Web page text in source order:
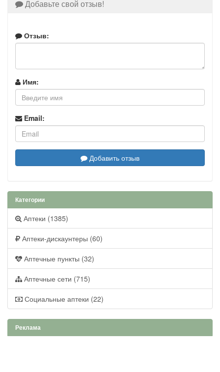
Добавьте свой отзыв!
Отзыв:
Имя:
Email:
Добавить отзыв
Категории
Аптеки (1385)
Аптеки-дискаунтеры (60)
Аптечные пункты (32)
Аптечные сети (715)
Социальные аптеки (22)
Реклама